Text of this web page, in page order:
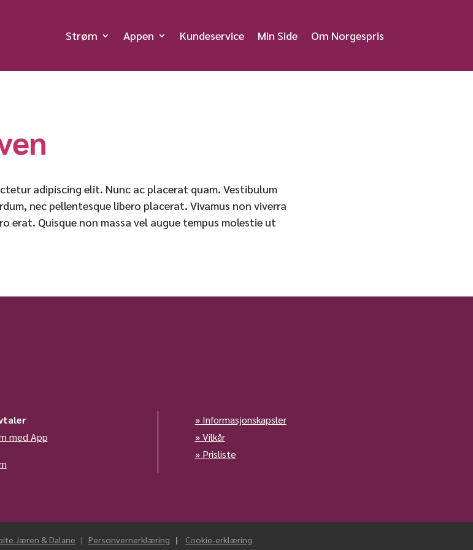
Strøm Appen Kundeservice Min Side Om Norgespris
adipiscing elit. Nunc ac placerat quam. Vestibulum
nec pellentesque libero placerat. Vivamus non viverra
erat. Quisque non massa vel augue tempus molestie ut
med App
» Informasjonskapsler
» Vilkår
» Prisliste
Jæren & Dalane | Personvernerklæring | Cookie-erklæring